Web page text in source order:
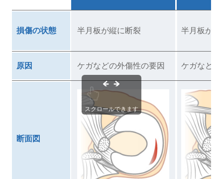
損傷の状態 半月板が縦に断裂 半月板が横
原因 ケガなどの外傷性の要因 ケガなど
断面図
スクロールできます